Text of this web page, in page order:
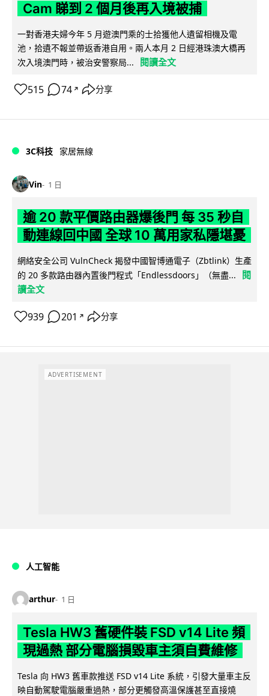
Cam 睇到 2 個月後再入境被捕
一對香港夫婦今年 5 月遊澳門乘的士拾獲他人遺留相機及電
池，拾遺不報並帶返香港自用。兩人本月 2 日經港珠澳大橋再
次入境澳門時，被治安警察局...
閱讀全文
515 74 ↗ 分享
3C科技 家居無線
Vin 1 日
逾 20 款平價路由器爆後門 每 35 秒自
動連線回中國 全球 10 萬用家私隱堪憂
網絡安全公司 VulnCheck 揭發中國智博通電子（Zbtlink）生產
的 20 多款路由器內置後門程式「Endlessdoors」（無盡...
閱
讀全文
939 201 ↗ 分享
ADVERTISEMENT
人工智能
arthur 1 日
Tesla HW3 舊硬件裝 FSD v14 Lite 頻
現過熱 部分電腦損毀車主須自費維修
Tesla 向 HW3 舊車款推送 FSD v14 Lite 系統，引發大量車主反
映自動駕駛電腦嚴重過熱，部分更觸發高溫保護甚至直接燒